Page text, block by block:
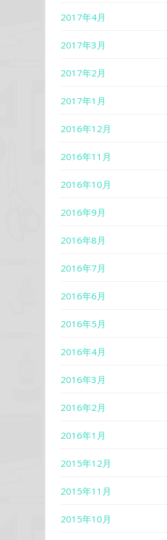
2017年4月
2017年3月
2017年2月
2017年1月
2016年12月
2016年11月
2016年10月
2016年9月
2016年8月
2016年7月
2016年6月
2016年5月
2016年4月
2016年3月
2016年2月
2016年1月
2015年12月
2015年11月
2015年10月